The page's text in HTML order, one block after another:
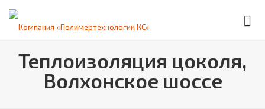
Теплоизоляция цоколя,
Волхонское шоссе